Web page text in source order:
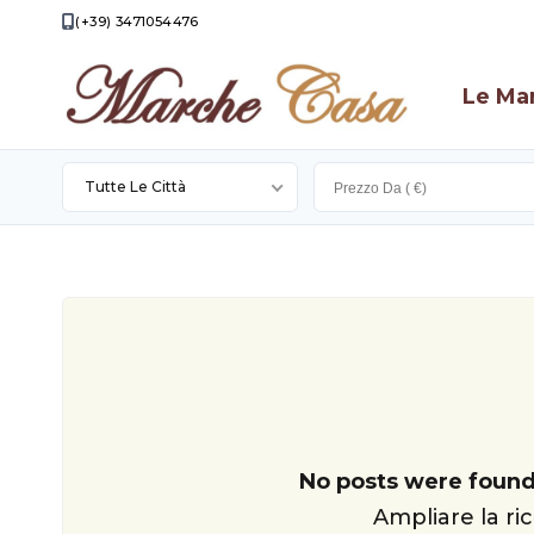
(+39) 3471054476
Le
Tutte Le Città
Apecchio
No posts were
Ampliare la